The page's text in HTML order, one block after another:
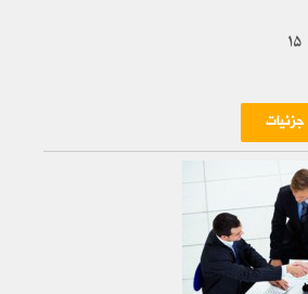
۱۵
جزئیات